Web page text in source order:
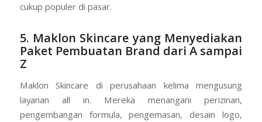
cukup populer di pasar.
5. Maklon Skincare yang Menyediakan
Paket Pembuatan Brand dari A sampai
Z
Maklon Skincare di perusahaan kelima mengusung
layanan all in. Mereka menangani perizinan,
pengembangan formula, pengemasan, desain logo,